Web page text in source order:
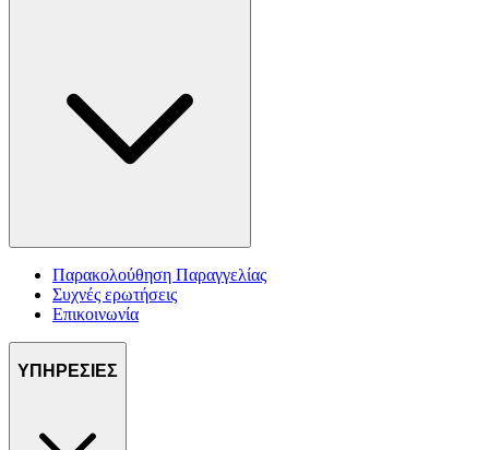
Παρακολούθηση Παραγγελίας
Συχνές ερωτήσεις
Επικοινωνία
ΥΠΗΡΕΣΙΕΣ